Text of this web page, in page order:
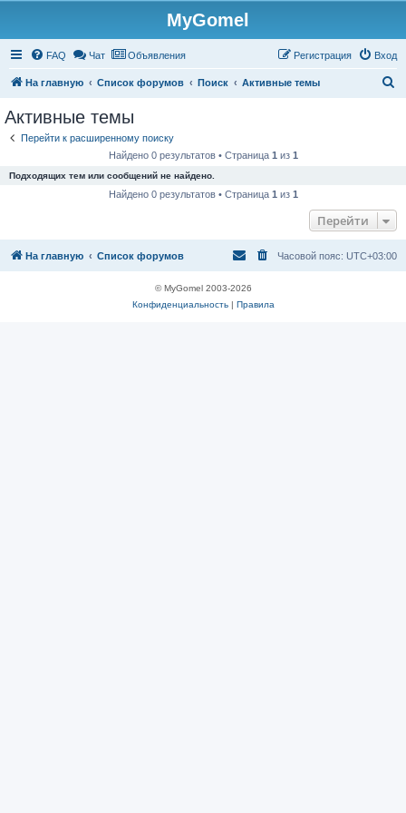
MyGomel
FAQ Чат Объявления Вход
Регистрация
На главную Список форумов Поиск Активные темы
Активные темы
Перейти к расширенному поиску
Найдено 0 результатов • Страница 1 из 1
Подходящих тем или сообщений не найдено.
Найдено 0 результатов • Страница 1 из 1
Перейти
На главную Список форумов Часовой пояс: UTC+03:00
© MyGomel 2003-2026
Конфиденциальность| Правила